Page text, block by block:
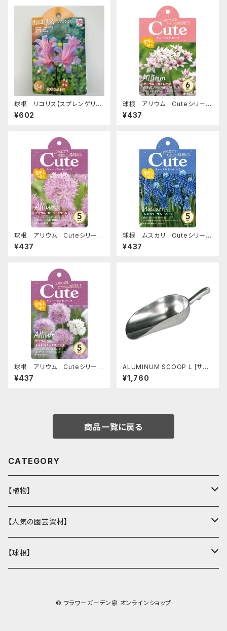
球根 リコリス【スプレンゲリ
ー】ya [サイズ: 2球入り]
¥602
球根 アリウム Cuteシリーズ
【カメレオン】are [サイズ: 6球
入り]
¥437
球根 アリウム Cuteシリーズ
【ロージードリーム】are [サイ
ズ: 5球入り]
¥437
球根 ムスカリ Cuteシリーズ
【ブルームーン】are [サイズ: 5
球入り]
¥437
球根 アリウム Cuteシリーズ
【ふんわりミックスピンク】are
[サイズ: 5球入り]
¥437
ALUMINUM SCOOP L [サイ
ズ: L] [カラー: シルバー]
¥1,760
商品一覧に戻る
CATEGORY
【植物】
花壇苗
サトウ園芸オリジナル
季節の植物
【人気の園芸資材】
ここでしか買えない！オリジナル商品
【球根】
© フラワーガーデン泉 オンラインショップ